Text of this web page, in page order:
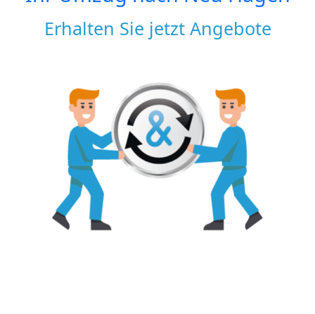
Erhalten Sie jetzt Angebote